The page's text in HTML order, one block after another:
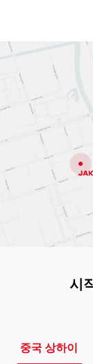
시
중국 상하이